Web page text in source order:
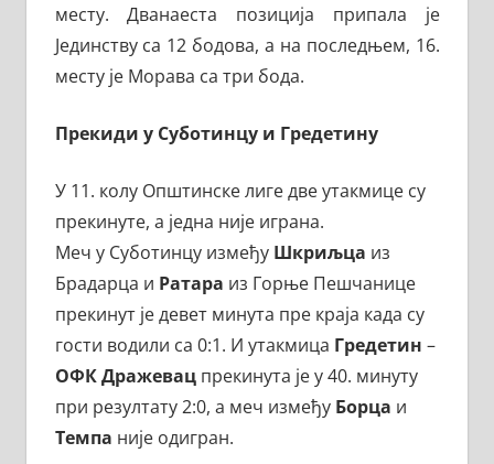
месту. Дванаеста позиција припала је
Јединству са 12 бодова, а на последњем, 16.
месту је Морава са три бода.
Прекиди у Суботинцу и Гредетину
У 11. колу Општинске лиге две утакмице су
прекинуте, а једна није играна.
Меч у Суботинцу између Шкриљца из
Брадарца и Ратара из Горње Пешчанице
прекинут је девет минута пре краја када су
гости водили са 0:1. И утакмица Гредетин –
ОФК Дражевацпрекинута је у 40. минуту
при резултату 2:0, а меч између Борца и
Темпа није одигран.